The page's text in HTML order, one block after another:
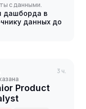
с данными.
дашборда в
данных до
3 ч.
Product